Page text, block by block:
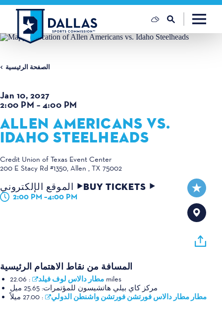
تخطي إلى المحتوى
الصفحة الرئيسية
Jan 10, 2027
2:00 PM – 4:00 PM
ALLEN AMERICANS VS.
IDAHO STEELHEADS
Credit Union of Texas Event Center
200 E Stacy Rd #1350 Allen , TX 75002
الموقع الإلكتروني BUY TICKETS
2:00 PM –4:00 PM
المسافة من نقاط الاهتمام الرئيسية
مطار دالاس لوف فيلد :
22.06 miles
مركز كاي بيلي هاتشيسون للمؤتمرات: 25.65 ميل
مطار مطار دالاس فورتشن فورتشن واشنطن الدولي : 27.00 ميلاً